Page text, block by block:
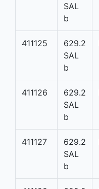
SAL
b
411125
629.2
SAL
b
411126
629.2
SAL
b
411127
629.2
SAL
b